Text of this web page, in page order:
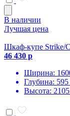
В наличии
Лучшая цена
Шкаф-купе Strike/
46 430 р
Ширина:
Глубина:
Высота: